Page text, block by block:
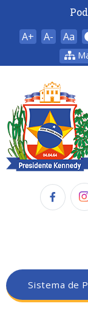
A+ A- Aa
Sistema de